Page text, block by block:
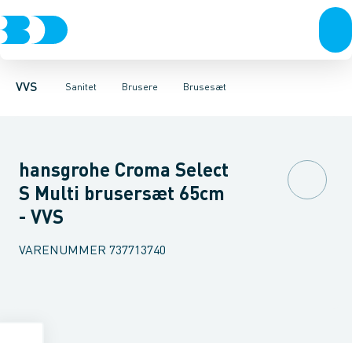
VVS Sanitet
Rør & fittingsPressfittings & rørKuglehaner & ventiler
Brusere
Toiletter, sæder og cisterner VaskeArmaturer
Brusesæt
HåndbrusereBruseslanger BrusesætBrusestænger
hansgrohe Croma Select
S Multi brusersæt 65cm
- VVS
VARENUMMER 737713740